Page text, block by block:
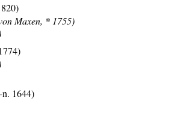
Maxen, * 1755)
1644)